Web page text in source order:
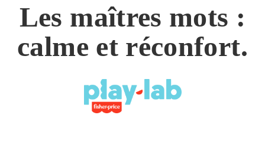
Les maîtres mots :
calme et réconfort.